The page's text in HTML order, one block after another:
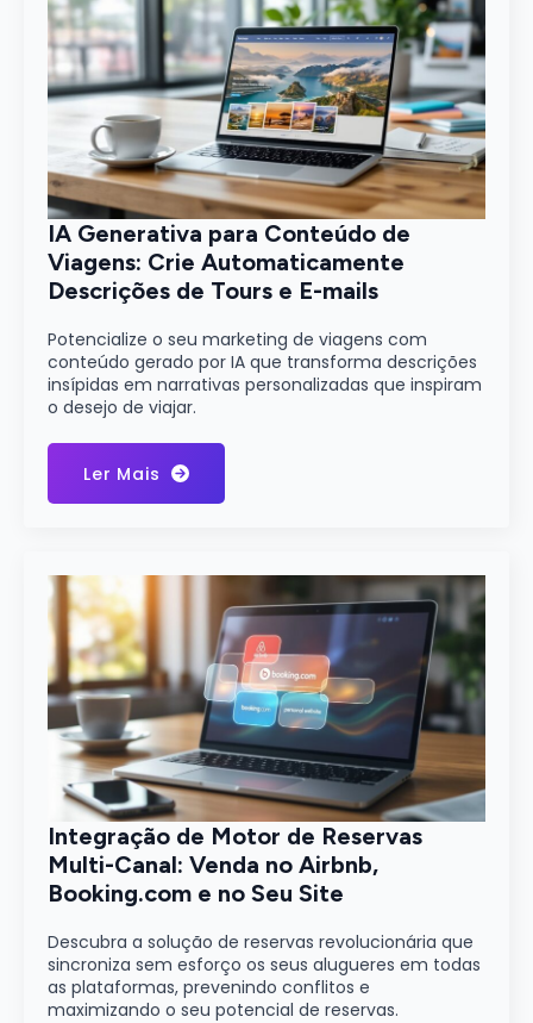
IA Generativa para Conteúdo de
Viagens: Crie Automaticamente
Descrições de Tours e E-mails
Potencialize o seu marketing de viagens com
conteúdo gerado por IA que transforma descrições
insípidas em narrativas personalizadas que inspiram
o desejo de viajar.
Ler Mais
Integração de Motor de Reservas
Multi-Canal: Venda no Airbnb,
Booking.com e no Seu Site
Descubra a solução de reservas revolucionária que
sincroniza sem esforço os seus alugueres em todas
as plataformas, prevenindo conflitos e
maximizando o seu potencial de reservas.